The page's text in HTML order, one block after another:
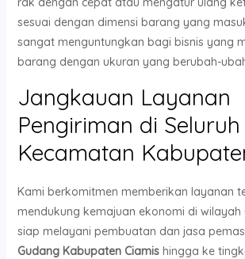
sesuai dengan dimensi barang yang
sangat menguntungkan bagi bisnis yang
barang dengan ukuran yang berubah-
Jangkauan Layanan
Pengiriman di Seluruh
Kecamatan
Kami berkomitmen memberikan layanan
mendukung kemajuan ekonomi di wilayah
siap melayani pembuatan dan jasa
Gudang Kabupaten Ciamishingga ke